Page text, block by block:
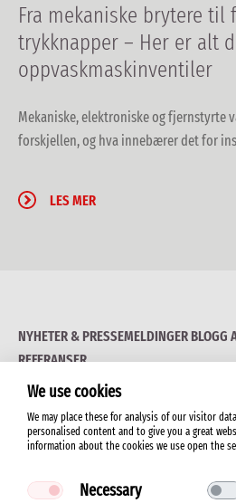
Fra mekaniske brytere til
trykknapper – Her er alt
oppvaskmaskinventiler
Mekaniske, elektroniske og fjernstyrte
forskjellen, og hva innebærer det for
LES MER
NYHETER & PRESSEMELDINGERBLOGG
REFERANSER
© 2026 ORAS LTD.
We use cookies
We may place these for analysis of our visitor
personalised content and to give you a great
information about the cookies we use open the
Necessary